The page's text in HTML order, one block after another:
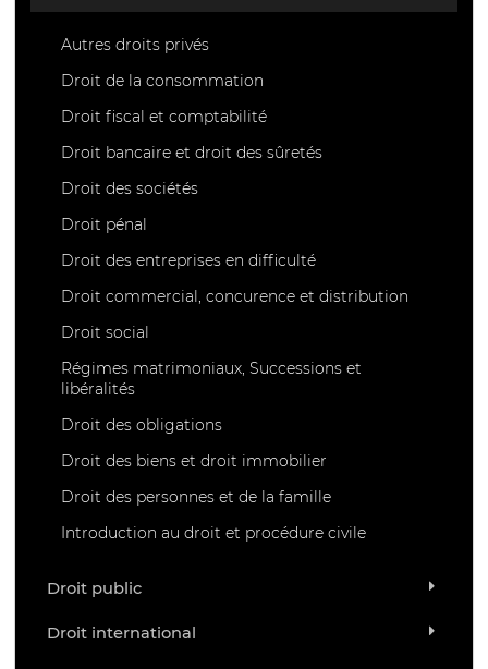
Autres droits privés
Droit de la consommation
Droit fiscal et comptabilité
Droit bancaire et droit des sûretés
Droit des sociétés
Droit pénal
Droit des entreprises en difficulté
Droit commercial, concurence et distribution
Droit social
Régimes matrimoniaux, Successions et
libéralités
Droit des obligations
Droit des biens et droit immobilier
Droit des personnes et de la famille
Introduction au droit et procédure civile
Droit public
Droit international